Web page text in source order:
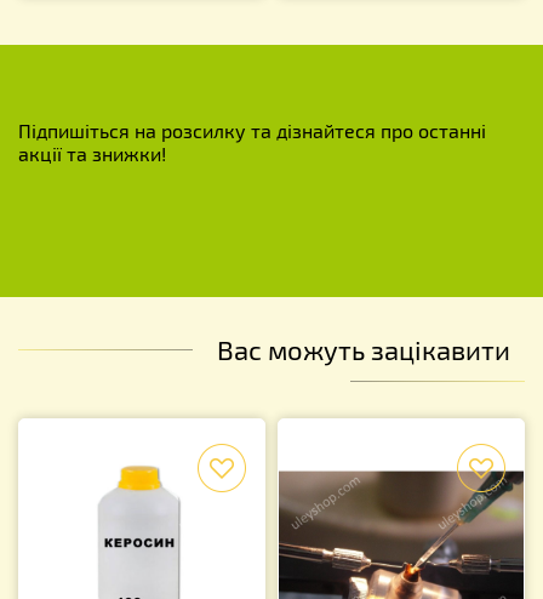
Підпишіться на розсилку та дізнайтеся про останні
акції та знижки!
Вас можуть зацікавити